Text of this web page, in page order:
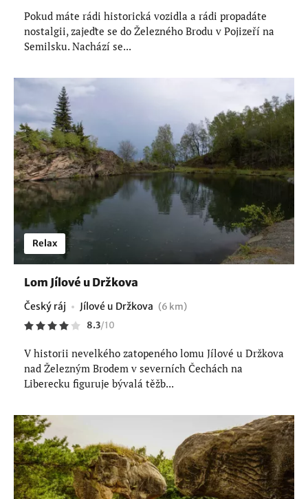
Pokud máte rádi historická vozidla a rádi propadáte
nostalgii, zajeďte se do Železného Brodu v Pojizeří na
Semilsku. Nachází se...
Relax
Lom Jílové u Držkova
Český ráj Jílové u Držkova (6 km)
8.3/10
V historii nevelkého zatopeného lomu Jílové u Držkova
nad Železným Brodem v severních Čechách na
Liberecku figuruje bývalá těžb...